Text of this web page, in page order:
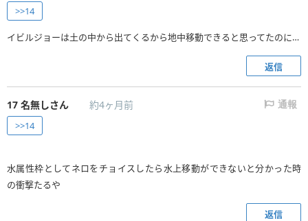
>>14
イビルジョーは土の中から出てくるから地中移動できると思ってたのに…
返信
17 名無しさん 約4ヶ月前 通報
>>14
水属性枠としてネロをチョイスしたら水上移動ができないと分かった時
の衝撃たるや
返信